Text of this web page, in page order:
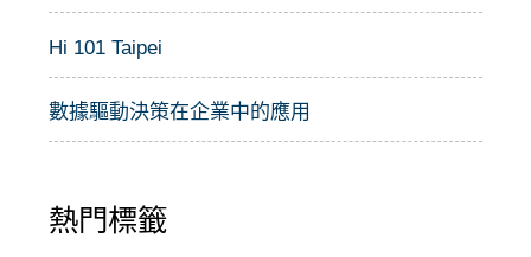
Hi 101 Taipei
數據驅動決策在企業中的應用
熱門標籤